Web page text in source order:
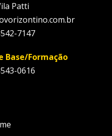
Patti
7147
Base/Formação
0616